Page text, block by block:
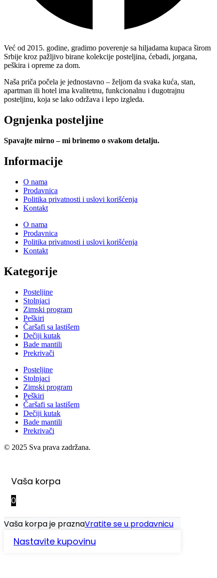
Već od 2015. godine, gradimo poverenje sa hiljadama kupaca širom
Srbije kroz pažljivo birane kolekcije posteljina, ćebadi, jorgana,
peškira i opreme za dom.
Naša priča počela je jednostavno – željom da svaka kuća, stan,
apartman ili hotel ima kvalitetnu, funkcionalnu i dugotrajnu
posteljinu, koja se lako održava i lepo izgleda.
Ognjenka posteljine
Spavajte mirno – mi brinemo o svakom detalju.
Informacije
O nama
Prodavnica
Politika privatnosti i uslovi korišćenja
Kontakt
O nama
Prodavnica
Politika privatnosti i uslovi korišćenja
Kontakt
Kategorije
Posteljine
Stolnjaci
Zimski program
Peškiri
Čaršafi sa lastišem
Dečiji kutak
Bade mantili
Prekrivači
Posteljine
Stolnjaci
Zimski program
Peškiri
Čaršafi sa lastišem
Dečiji kutak
Bade mantili
Prekrivači
© 2025 Sva prava zadržana.
Vaša korpa
0
Vaša korpa je praznaVratite se u prodavnicu
Nastavite kupovinu